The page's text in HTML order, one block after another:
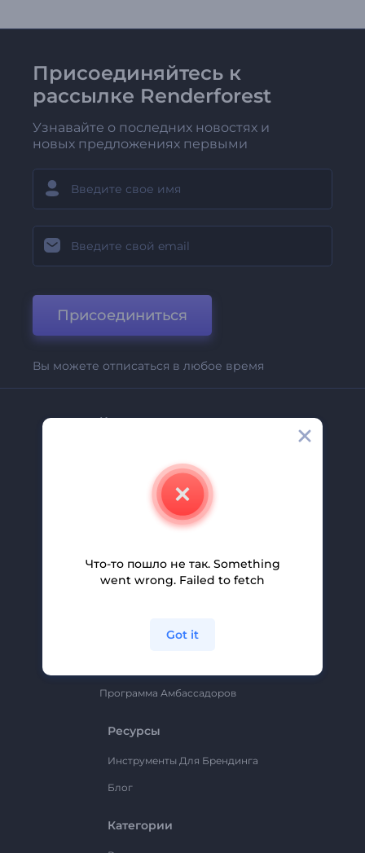
Присоединяйтесь к
рассылке Renderforest
Узнавайте о последних новостях и
новых предложениях первыми
Присоединиться
Вы можете отписаться в любое время
Компания
Свяжитесь С Нами
Помощь И Поддержка
Партнерская Программа
Политика Конфиденциальности
Программа Амбассадоров
Ресурсы
Инструменты Для Брендинга
Блог
Категории
Что-то пошло не так. Something
went wrong. Failed to fetch
Got it